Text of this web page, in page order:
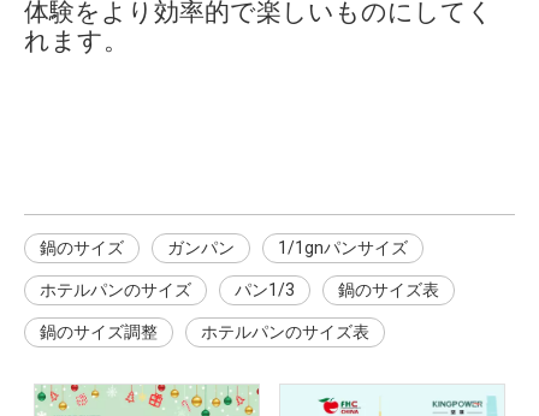
体験をより効率的で楽しいものにしてく
れます。
鍋のサイズ ガンパン 1/1gnパンサイズ
ホテルパンのサイズ パン1/3 鍋のサイズ表
鍋のサイズ調整 ホテルパンのサイズ表